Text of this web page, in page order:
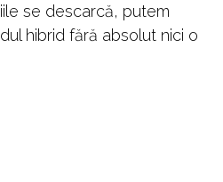
se descarcă, putem
hibrid fără absolut nici o